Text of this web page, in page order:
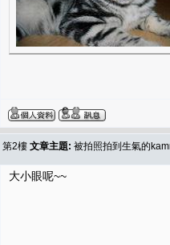
第2樓 文章主題: 被拍照拍到生氣的
大小眼呢~~